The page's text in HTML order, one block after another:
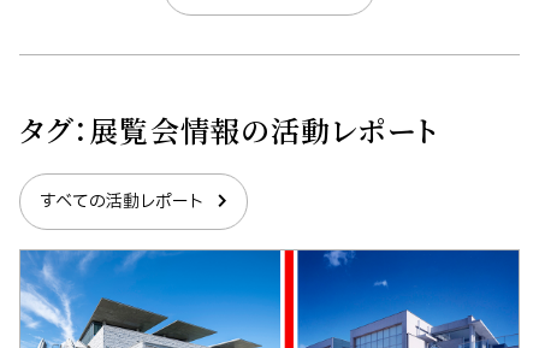
タグ： 展覧会情報の活動レポート
すべての活動レポート